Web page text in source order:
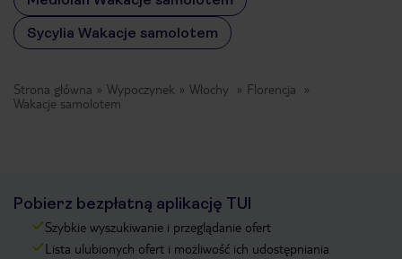
Sycylia Wakacje samolotem
Strona główna Wypoczynek Włochy
Florencja
Wakacje samolotem
Pobierz bezpłatną aplikację TUI
Szybkie wyszukiwanie i przeglądanie ofert
Lista ulubionych ofert i możliwość ich udostępniania